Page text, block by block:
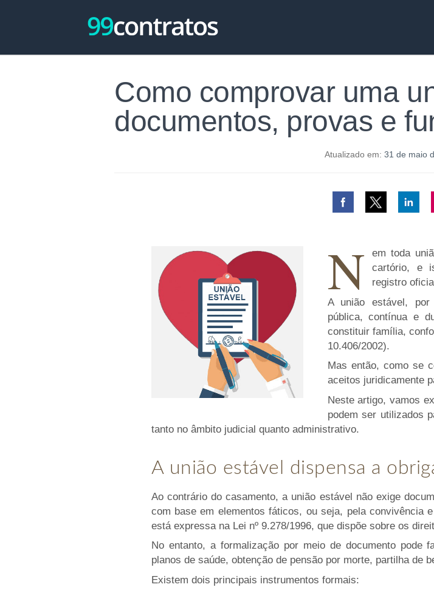
Como comprovar uma
documentos, provas e
Atualizado em: 31 de
N
em toda
cartório, e
registro
A união estável, por
pública, contínua e
constituir família,
10.406/2002).
Mas então, como se
aceitos juridicamente
Neste artigo, vamos
podem ser utilizados
tanto no âmbito judicial quanto administrativo.
A união estável dispensa a
Ao contrário do casamento, a união estável não exige
com base em elementos fáticos, ou seja, pela convivência
está expressa na Lei nº 9.278/1996, que dispõe sobre os
No entanto, a formalização por meio de documento pode
planos de saúde, obtenção de pensão por morte, partilha de
Existem dois principais instrumentos formais: